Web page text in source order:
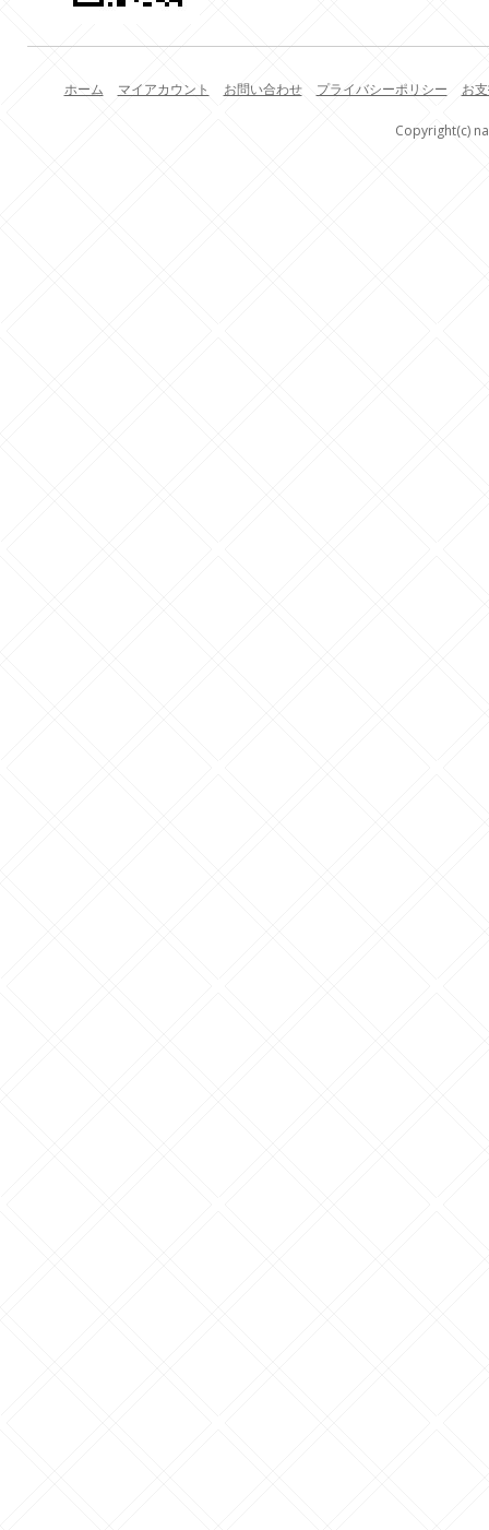
ホーム マイアカウント お問い合わせ プライバシーポリシー お
Copyright(c)